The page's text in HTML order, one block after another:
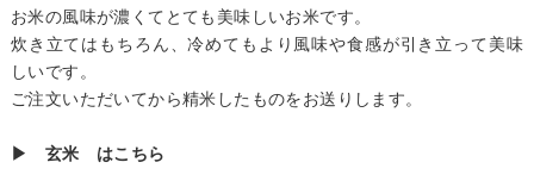
お米の風味が濃くてとても美味しいお米です。
炊き立てはもちろん、冷めてもより風味や食感が引き立って美味
しいです。
ご注文いただいてから精米したものをお送りします。
▶ 玄米 はこちら